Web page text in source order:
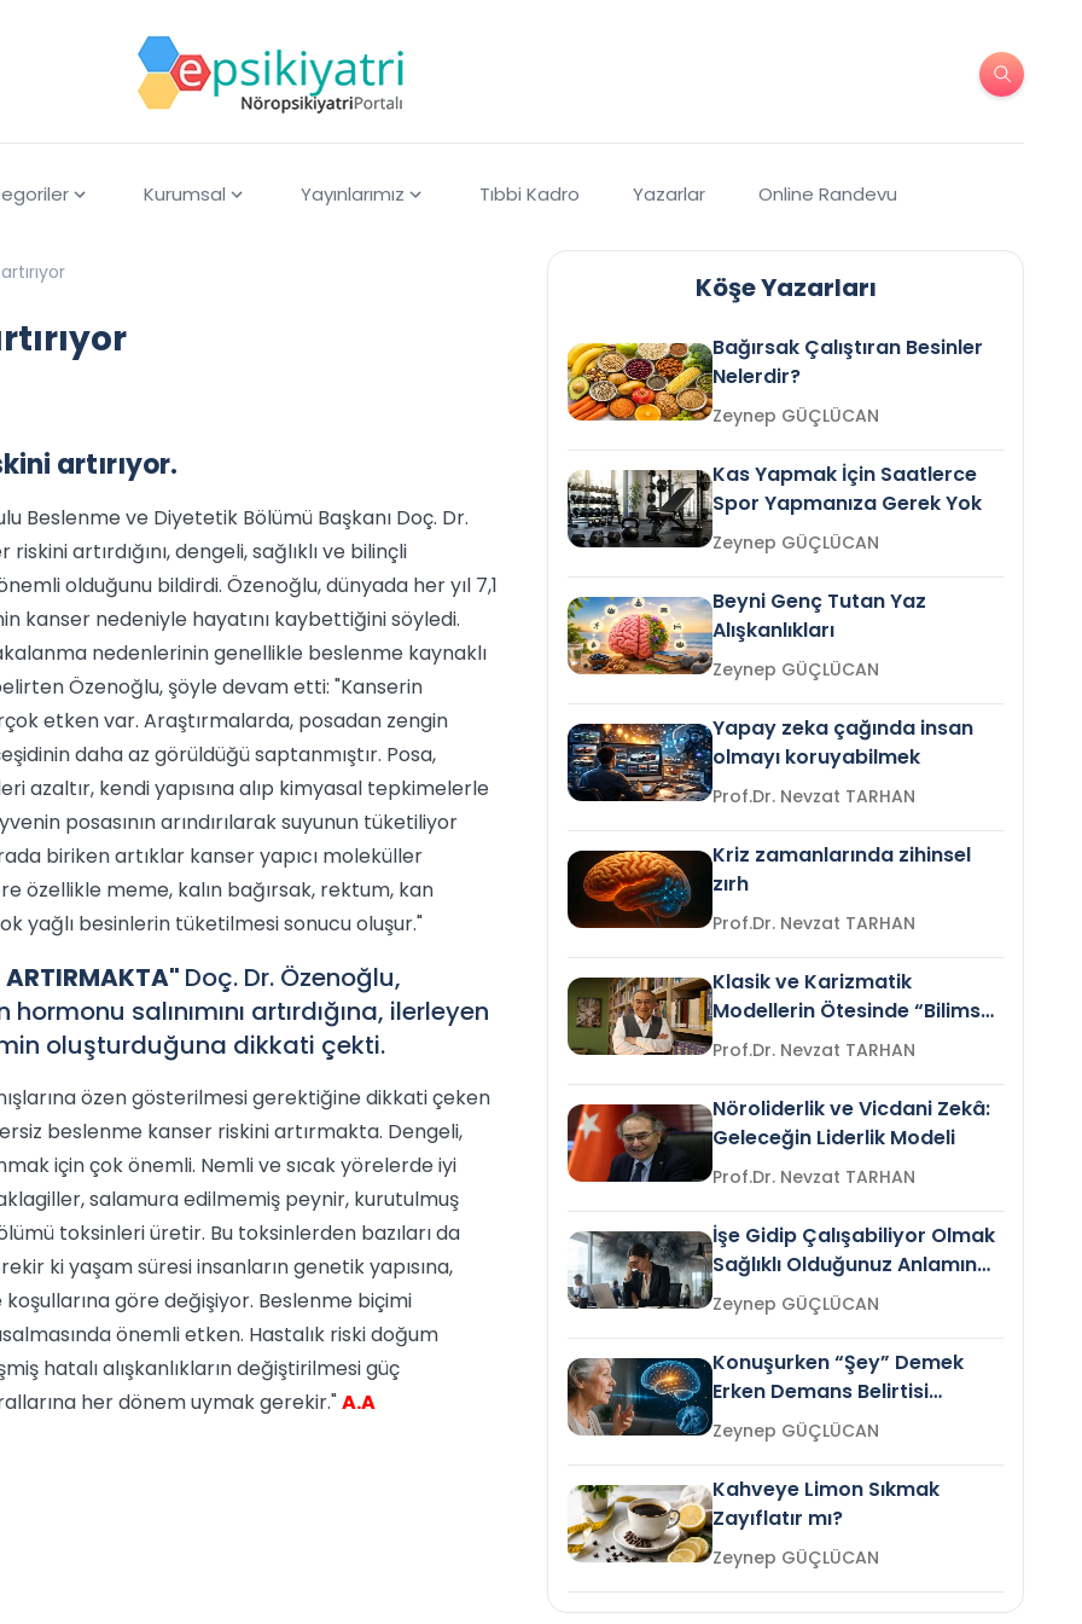
Kurumsal Yayınlarımız Tıbbi Kadro Yazarlar Online Randevu
artırıyor.
Beslenme ve Diyetetik Bölümü Başkanı Doç. Dr.
artırdığını, dengeli, sağlıklı ve bilinçli
olduğunu bildirdi. Özenoğlu, dünyada her yıl 7,1
kanser nedeniyle hayatını kaybettiğini söyledi.
nedenlerinin genellikle beslenme kaynaklı
Özenoğlu, şöyle devam etti: "Kanserin
etken var. Araştırmalarda, posadan zengin
daha az görüldüğü saptanmıştır. Posa,
kendi yapısına alıp kimyasal tepkimelerle
posasının arındırılarak suyunun tüketiliyor
biriken artıklar kanser yapıcı moleküller
özellikle meme, kalın bağırsak, rektum, kan
yağlı besinlerin tüketilmesi sonucu oluşur."
ARTIRMAKTA" Doç. Dr. Özenoğlu,
salınımını artırdığına, ilerleyen
oluşturduğuna dikkati çekti.
özen gösterilmesi gerektiğine dikkati çeken
beslenme kanser riskini artırmakta. Dengeli,
için çok önemli. Nemli ve sıcak yörelerde iyi
salamura edilmemiş peynir, kurutulmuş
toksinleri üretir. Bu toksinlerden bazıları da
ki yaşam süresi insanların genetik yapısına,
göre değişiyor. Beslenme biçimi
önemli etken. Hastalık riski doğum
hatalı alışkanlıkların değiştirilmesi güç
her dönem uymak gerekir."A.A
Köşe Yazarları
Bağırsak Çalıştıran Besinler
Nelerdir?
Zeynep GÜÇLÜCAN
Kas Yapmak İçin Saatlerce
Spor Yapmanıza Gerek Yok
Zeynep GÜÇLÜCAN
Beyni Genç Tutan Yaz
Alışkanlıkları
Zeynep GÜÇLÜCAN
Yapay zeka çağında insan
olmayı koruyabilmek
Prof.Dr. Nevzat TARHAN
Kriz zamanlarında zihinsel
zırh
Prof.Dr. Nevzat TARHAN
Klasik ve Karizmatik
Modellerin Ötesinde “Bilimsel
Liderlik”
Prof.Dr. Nevzat TARHAN
Nöroliderlik ve Vicdani Zekâ:
Geleceğin Liderlik Modeli
Prof.Dr. Nevzat TARHAN
İşe Gidip Çalışabiliyor Olmak
Sağlıklı Olduğunuz Anlamına
Gelir mi?Zeynep GÜÇLÜCAN
Konuşurken “Şey” Demek
Erken Demans Belirtisi
Olabilir mi?Zeynep GÜÇLÜCAN
Kahveye Limon Sıkmak
Zayıflatır mı?
Zeynep GÜÇLÜCAN